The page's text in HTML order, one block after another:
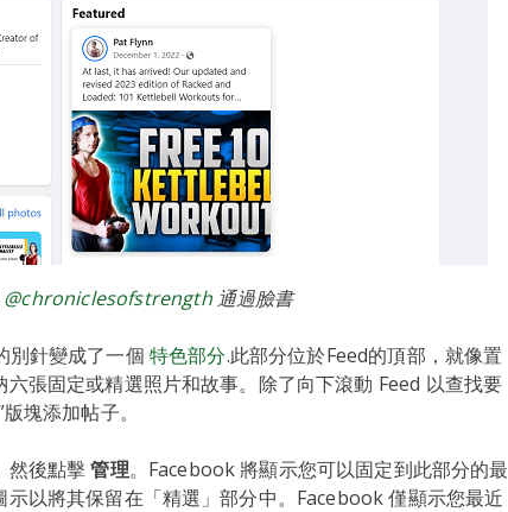
@chroniclesofstrength通過臉書
別針變成了一個 特色部分.此部分位於Feed的頂部，就像置
張固定或精選照片和故事。除了向下滾動 Feed 以查找要
塊添加帖子。
然後點擊管理。Facebook 將顯示您可以固定到此部分的最
以將其保留在「精選」部分中。Facebook 僅顯示您最近